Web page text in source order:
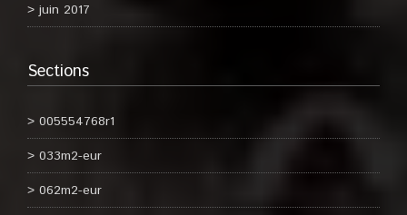
juin 2017
Sections
005554768r1
033m2-eur
062m2-eur